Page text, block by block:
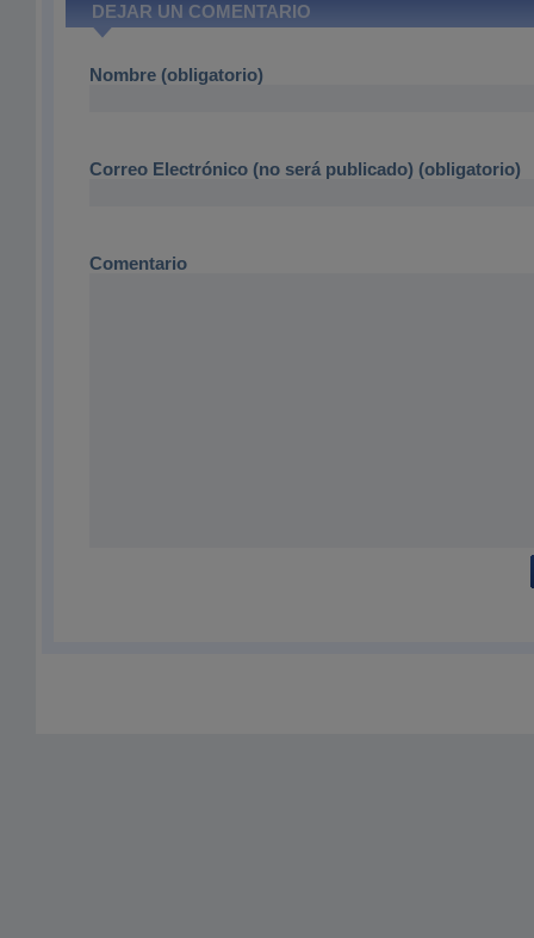
DEJAR UN COMENTARIO
Nombre (obligatorio)
Correo Electrónico (no será publicado) (obligatorio)
Comentario